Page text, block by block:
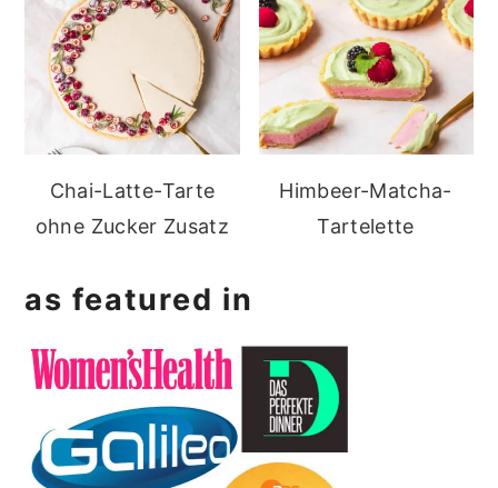
Chai-Latte-Tarte
ohne Zucker Zusatz
Himbeer-Matcha-
Tartelette
as featured in